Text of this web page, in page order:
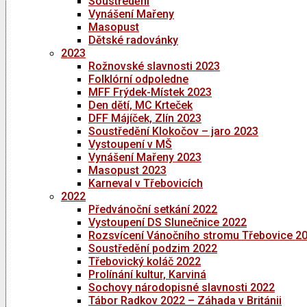
Vynášení Mařeny
Masopust
Dětské radovánky
2023
Rožnovské slavnosti 2023
Folklórní odpoledne
MFF Frýdek-Místek 2023
Den dětí, MC Krteček
DFF Májíček, Zlín 2023
Soustředění Klokočov – jaro 2023
Vystoupení v MŠ
Vynášení Mařeny 2023
Masopust 2023
Karneval v Třebovicích
2022
Předvánoční setkání 2022
Vystoupení DS Slunečnice 2022
Rozsvícení Vánočního stromu Třebovice
Soustředění podzim 2022
Třebovický koláč 2022
Prolínání kultur, Karviná
Sochovy národopisné slavnosti 2022
Tábor Radkov 2022 – Záhada v Británii